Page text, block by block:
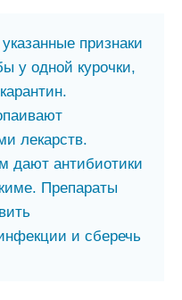
признаки
у одной курочки,
лекарств.
дают антибиотики
Препараты
и сберечь